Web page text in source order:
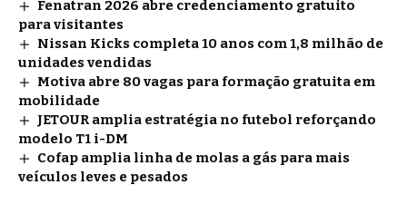
Fenatran 2026 abre credenciamento gratuito
para visitantes
Nissan Kicks completa 10 anos com 1,8 milhão de
unidades vendidas
Motiva abre 80 vagas para formação gratuita em
mobilidade
JETOUR amplia estratégia no futebol reforçando
modelo T1 i-DM
Cofap amplia linha de molas a gás para mais
veículos leves e pesados